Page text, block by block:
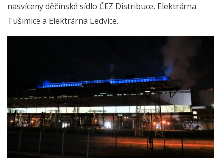
nasvíceny děčínské sídlo ČEZ Distribuce, Elektrárna
Tušimice a Elektrárna Ledvice.